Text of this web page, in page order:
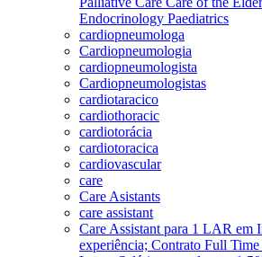
Endocrinology Paediatrics
cardiopneumologa
Cardiopneumologia
cardiopneumologista
Cardiopneumologistas
cardiotaracico
cardiothoracic
cardiotorácia
cardiotoracica
cardiovascular
care
Care Asistants
care assistant
Care Assistant para 1 LAR em
experiência; Contrato Full Time